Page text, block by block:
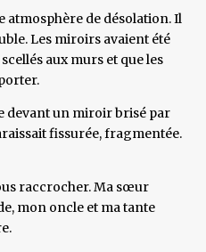
atmosphère de désolation. Il
Les miroirs avaient été
aux murs et que les
devant un miroir brisé par
fissurée, fragmentée.
raccrocher. Ma sœur
mon oncle et ma tante